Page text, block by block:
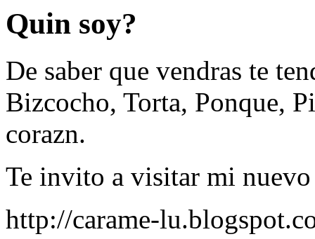
Quin soy?
De saber que vendras te
Bizcocho, Torta, Ponque,
corazn.
Te invito a visitar mi
http://carame-